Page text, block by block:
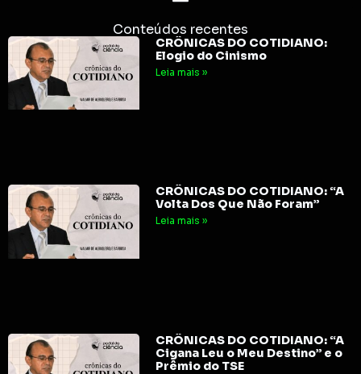
Conteúdos recentes
CRÔNICAS DO COTIDIANO:
Elogio do Cinismo
Leia mais »
CRÔNICAS DO COTIDIANO: “A
Volta Dos Que Não Foram”
Leia mais »
CRÔNICAS DO COTIDIANO: “A
Cigana Leu o Meu Destino” e o
Prêmio do TSE